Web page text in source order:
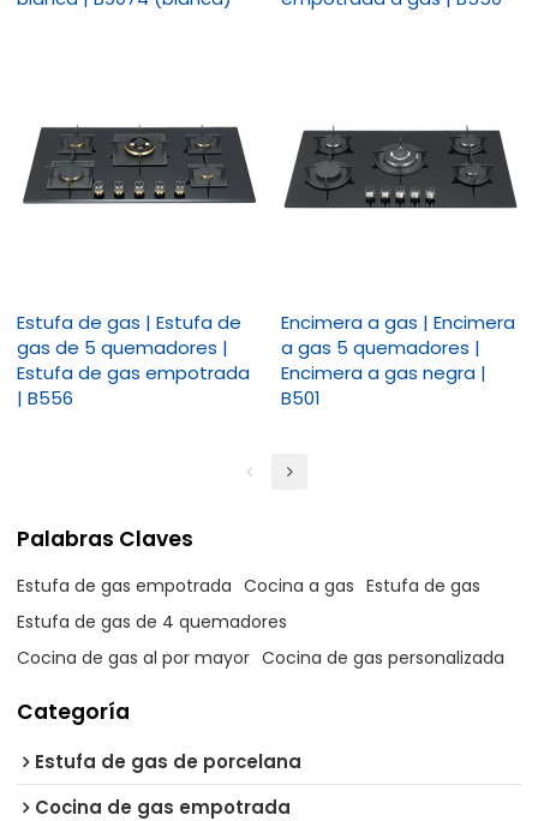
Estufa de gas | Estufa de
gas de 5 quemadores |
Estufa de gas empotrada
| B556
Encimera a gas | Encimera
a gas 5 quemadores |
Encimera a gas negra |
B501
Palabras Claves
Estufa de gas empotrada Cocina a gas Estufa de gas
Estufa de gas de 4 quemadores
Cocina de gas al por mayor Cocina de gas personalizada
Categoría
Estufa de gas de porcelana
Cocina de gas empotrada